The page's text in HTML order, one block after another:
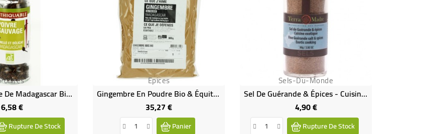
Poivre Sauvage De Madagascar Bio & Équitable
6,58 €Prix
Rupture De Stock
Epices
Gingembre En Poudre Bio & Équitable - 800 G
35,27 €Prix
Panier
Sels-Du-Monde
Sel De Guérande & Épices - Cuisine Asiatique
4,90 €Prix
Rupture De Stock